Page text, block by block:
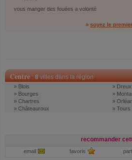
vous manger des fouées a volonté
» soyez le
Centre:8villes dans la région
» Blois
» Bourges
» Chartres
» Châteauroux
» Dreux
»
»
» Tours
recommander
email favoris